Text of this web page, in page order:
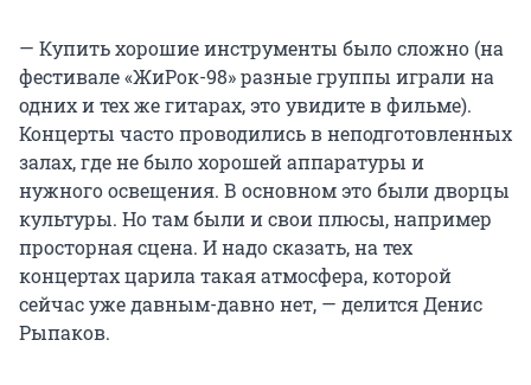
— Купить хорошие инструменты было сложно (на
фестивале «ЖиРок-98» разные группы играли на
одних и тех же гитарах, это увидите в фильме).
Концерты часто проводились в неподготовленных
залах, где не было хорошей аппаратуры и
нужного освещения. В основном это были дворцы
культуры. Но там были и свои плюсы, например
просторная сцена. И надо сказать, на тех
концертах царила такая атмосфера, которой
сейчас уже давным-давно нет, — делится Денис
Рыпаков.